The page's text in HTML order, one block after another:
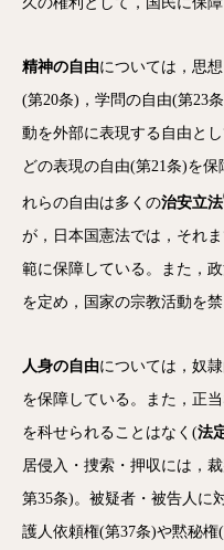
精神の自由については，思
(第20条)，学問の自由(第23
動を外部に表現する自由と
どの表現の自由(第21条)を
れらの自由は多くの治安立法
が，日本国憲法では，それ
範に保障している。また，
を定め，国家の宗教活動を禁
人身の自由については，奴
を保障している。また，正
を科せられることはなく(法
居侵入・捜索・押収には，
第35条)。被疑者・被告人に
護人依頼権(第37条)や黙秘